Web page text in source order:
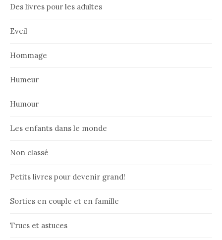
Des livres pour les adultes
Eveil
Hommage
Humeur
Humour
Les enfants dans le monde
Non classé
Petits livres pour devenir grand!
Sorties en couple et en famille
Trucs et astuces